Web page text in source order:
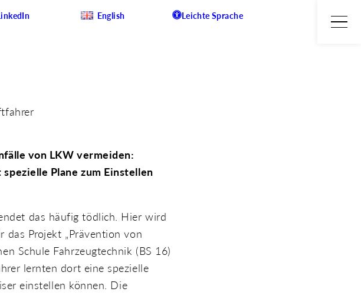
English Leichte Sprache
von LKW vermeiden:
Plane zum Einstellen
das häufig tödlich. Hier wird
das Projekt „Prävention von
Schule Fahrzeugtechnik (BS 16)
lernten dort eine spezielle
einstellen können. Die